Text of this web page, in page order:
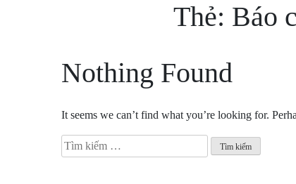
Thẻ: Báo
Nothing Found
It seems we can’t find what you’re looking for.
Tìm
kiếm